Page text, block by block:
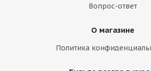
Вопрос-ответ
О магазине
Политика